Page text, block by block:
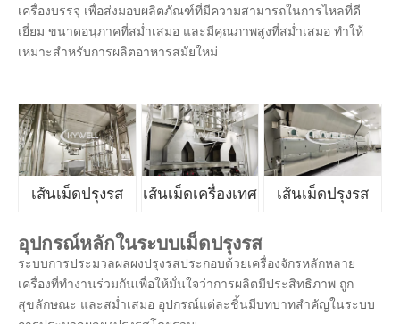
เครื่องบรรจุ เพื่อส่งมอบผลิตภัณฑ์ที่มีความสามารถในการไหลที่ดี
เยี่ยม ขนาดอนุภาคที่สม่ำเสมอ และมีคุณภาพสูงที่สม่ำเสมอ ทำให้
เหมาะสำหรับการผลิตอาหารสมัยใหม่
เส้นเม็ดปรุงรส เส้นเม็ดเครื่องเทศ เส้นเม็ดปรุงรส
อุปกรณ์หลักในระบบเม็ดปรุงรส
ระบบการประมวลผลผงปรุงรสประกอบด้วยเครื่องจักรหลักหลาย
เครื่องที่ทำงานร่วมกันเพื่อให้มั่นใจว่าการผลิตมีประสิทธิภาพ ถูก
สุขลักษณะ และสม่ำเสมอ อุปกรณ์แต่ละชิ้นมีบทบาทสำคัญในระบบ